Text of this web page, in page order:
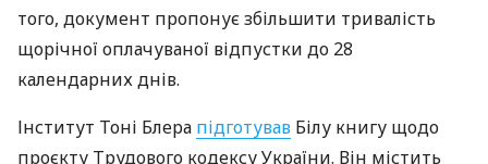
того, документ пропонує збільшити тривалість
щорічної оплачуваної відпустки до 28
календарних днів.
Інститут Тоні Блера підготував Білу книгу щодо
проєкту Трудового кодексу України. Він містить